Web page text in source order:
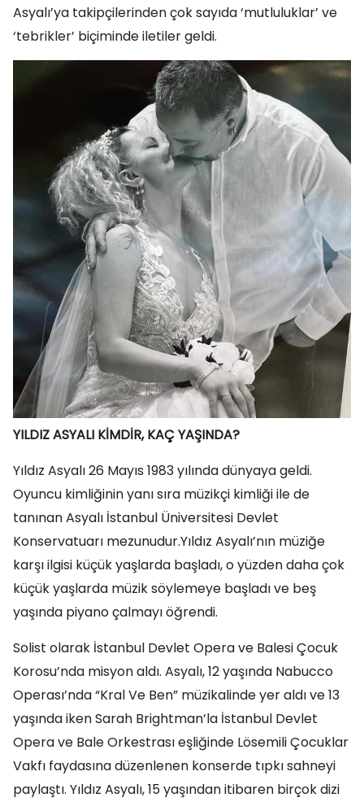
Asyalı’ya takipçilerinden çok sayıda ‘mutluluklar’ ve
‘tebrikler’ biçiminde iletiler geldi.
YILDIZ ASYALI KİMDİR, KAÇ YAŞINDA?
Yıldız Asyalı 26 Mayıs 1983 yılında dünyaya geldi.
Oyuncu kimliğinin yanı sıra müzikçi kimliği ile de
tanınan Asyalı İstanbul Üniversitesi Devlet
Konservatuarı mezunudur.Yıldız Asyalı’nın müziğe
karşı ilgisi küçük yaşlarda başladı, o yüzden daha çok
küçük yaşlarda müzik söylemeye başladı ve beş
yaşında piyano çalmayı öğrendi.
Solist olarak İstanbul Devlet Opera ve Balesi Çocuk
Korosu’nda misyon aldı. Asyalı, 12 yaşında Nabucco
Operası’nda “Kral Ve Ben” müzikalinde yer aldı ve 13
yaşında iken Sarah Brightman’la İstanbul Devlet
Opera ve Bale Orkestrası eşliğinde Lösemili Çocuklar
Vakfı faydasına düzenlenen konserde tıpkı sahneyi
paylaştı. Yıldız Asyalı, 15 yaşından itibaren birçok dizi